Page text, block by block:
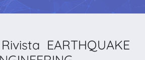
EARTHQUAKE